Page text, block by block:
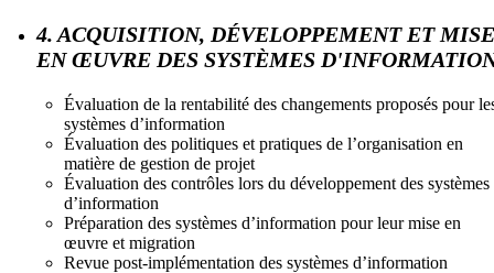
4. ACQUISITION, DÉVELOPPEMENT ET MISE
EN ŒUVRE DES SYSTÈMES
Évaluation de la rentabilité des changements proposés pour
systèmes d’information
Évaluation des politiques et pratiques de l’organisation en
matière de gestion de projet
Évaluation des contrôles lors du développement des systèmes
d’information
Préparation des systèmes d’information pour leur mise en
œuvre et migration
Revue post-implémentation des systèmes d’information